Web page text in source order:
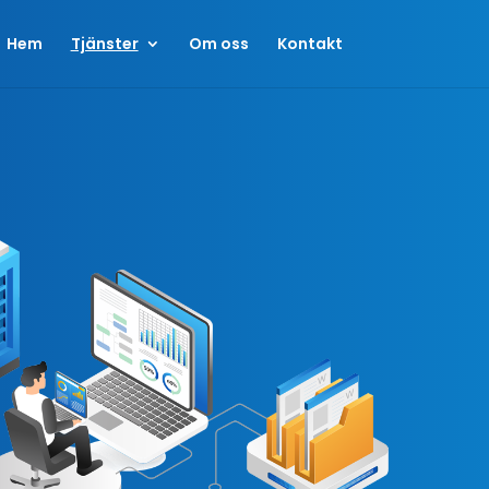
Hem Tjänster Om oss Kontakt